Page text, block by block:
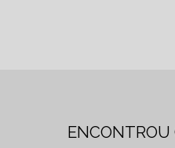
ENCONTROU